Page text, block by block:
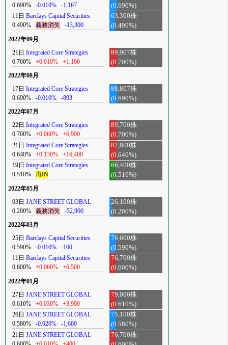
0.690%
-0.010% -1,167
(0.690%)
11日 Barclays Capital Securities
0.490%
義務消失 -13,300
63,300株
(0.490%)
2022年09月
21日 Integrated Core Strategies
0.700%
+0.010% +1,100
89,907株
(0.700%)
2022年08月
17日 Integrated Core Strategies
0.690%
-0.010% -893
88,807株
(0.690%)
2022年07月
22日 Integrated Core Strategies
0.700%
+0.060% +6,900
89,700株
(0.700%)
21日 Integrated Core Strategies
0.640%
+0.130% +16,400
82,800株
(0.640%)
19日 Integrated Core Strategies
0.510%
再IN
66,400株
(0.510%)
2022年05月
03日 JANE STREET GLOBAL
0.200%
義務消失 -52,900
26,100株
(0.200%)
2022年03月
25日 Barclays Capital Securities
0.590%
-0.010% -100
76,600株
(0.590%)
11日 Barclays Capital Securities
0.600%
+0.060% +6,500
76,700株
(0.600%)
2022年01月
27日 JANE STREET GLOBAL
0.610%
+0.030% +3,900
79,000株
(0.610%)
26日 JANE STREET GLOBAL
0.580%
-0.020% -1,600
75,100株
(0.580%)
21日 JANE STREET GLOBAL
76,700株